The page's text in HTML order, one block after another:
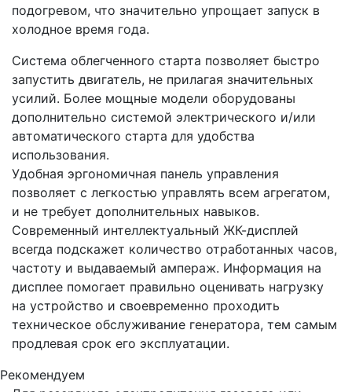
подогревом, что значительно упрощает запуск в
холодное время года.
Система облегченного старта позволяет быстро
запустить двигатель, не прилагая значительных
усилий. Более мощные модели оборудованы
дополнительно системой электрического и/или
автоматического старта для удобства
использования.
Удобная эргономичная панель управления
позволяет с легкостью управлять всем агрегатом,
и не требует дополнительных навыков.
Современный интеллектуальный ЖК-дисплей
всегда подскажет количество отработанных часов,
частоту и выдаваемый ампераж. Информация на
дисплее помогает правильно оценивать нагрузку
на устройство и своевременно проходить
техническое обслуживание генератора, тем самым
продлевая срок его эксплуатации.
Рекомендуем